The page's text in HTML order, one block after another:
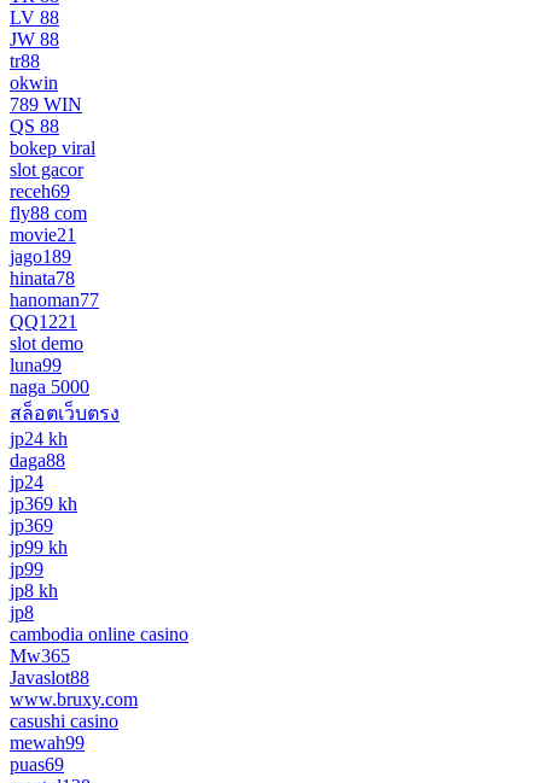
LV 88
JW 88
tr88
okwin
789 WIN
QS 88
bokep viral
slot gacor
receh69
fly88 com
movie21
jago189
hinata78
hanoman77
QQ1221
slot demo
luna99
naga 5000
สล็อตเว็บตรง
jp24 kh
daga88
jp24
jp369 kh
jp369
jp99 kh
jp99
jp8 kh
jp8
cambodia online casino
Mw365
Javaslot88
www.bruxy.com
casushi casino
mewah99
puas69